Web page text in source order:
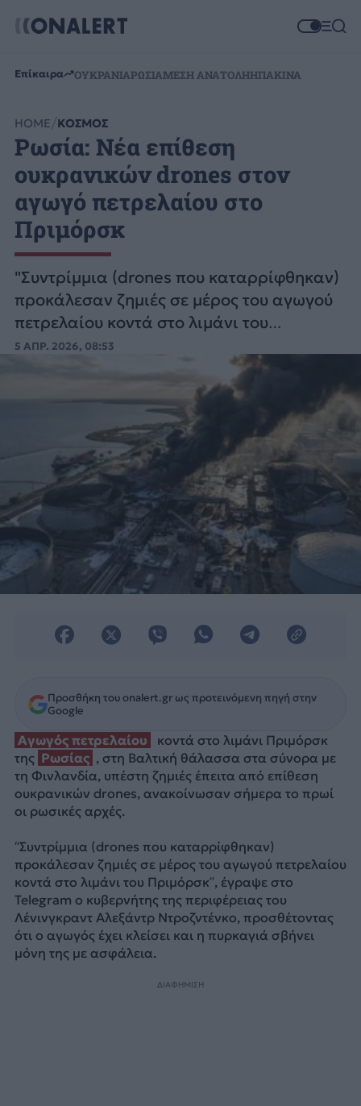
Επίκαιρα ΟΥΚΡΑΝΙΑΡΩΣΙΑΜΕΣΗ ΑΝΑΤΟΛΗΗΠΑΚΙΝΑ
HOME ΚΟΣΜΟΣ
Ρωσία: Νέα επίθεση
ουκρανικών drones στον
αγωγό πετρελαίου στο
Πριμόρσκ
"Συντρίμμια (drones που καταρρίφθηκαν)
προκάλεσαν ζημιές σε μέρος του αγωγού
πετρελαίου κοντά στο λιμάνι του
Πριμόρσκ", έγραψε στο Telegram ο
5 ΑΠΡ. 2026, 08:53
Προσθήκη του onalert.gr ως προτεινόμενη πηγή στην
Google
Αγωγός πετρελαίου
κοντά στο λιμάνι Πριμόρσκ
της Ρωσίας , στη Βαλτική θάλασσα στα σύνορα με
τη Φινλανδία, υπέστη ζημιές έπειτα από επίθεση
ουκρανικών drones, ανακοίνωσαν σήμερα το πρωί
οι ρωσικές αρχές.
“Συντρίμμια (drones που καταρρίφθηκαν)
προκάλεσαν ζημιές σε μέρος του αγωγού πετρελαίου
κοντά στο λιμάνι του Πριμόρσκ”, έγραψε στο
Telegram ο κυβερνήτης της περιφέρειας του
Λένινγκραντ Αλεξάντρ Ντροζντένκο, προσθέτοντας
ότι ο αγωγός έχει κλείσει και η πυρκαγιά σβήνει
μόνη της με ασφάλεια.
ΔΙΑΦΗΜΙΣΗ